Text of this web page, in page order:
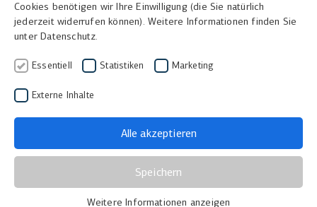
Hybrider
Scanarbeitsplatz –
Massendigitalisierung
fragiler Vorlagen
Zusammen mit verschiedenen großen
Archiven haben wir den hybriden
Cookies benötigen wir Ihre Einwilligung (die Sie natürlich
jederzeit widerrufen können). Weitere Informationen finden Sie
unter Datenschutz.
Essentiell Statistiken Marketing
Externe Inhalte
Alle akzeptieren
Speichern
Weitere Informationen anzeigen